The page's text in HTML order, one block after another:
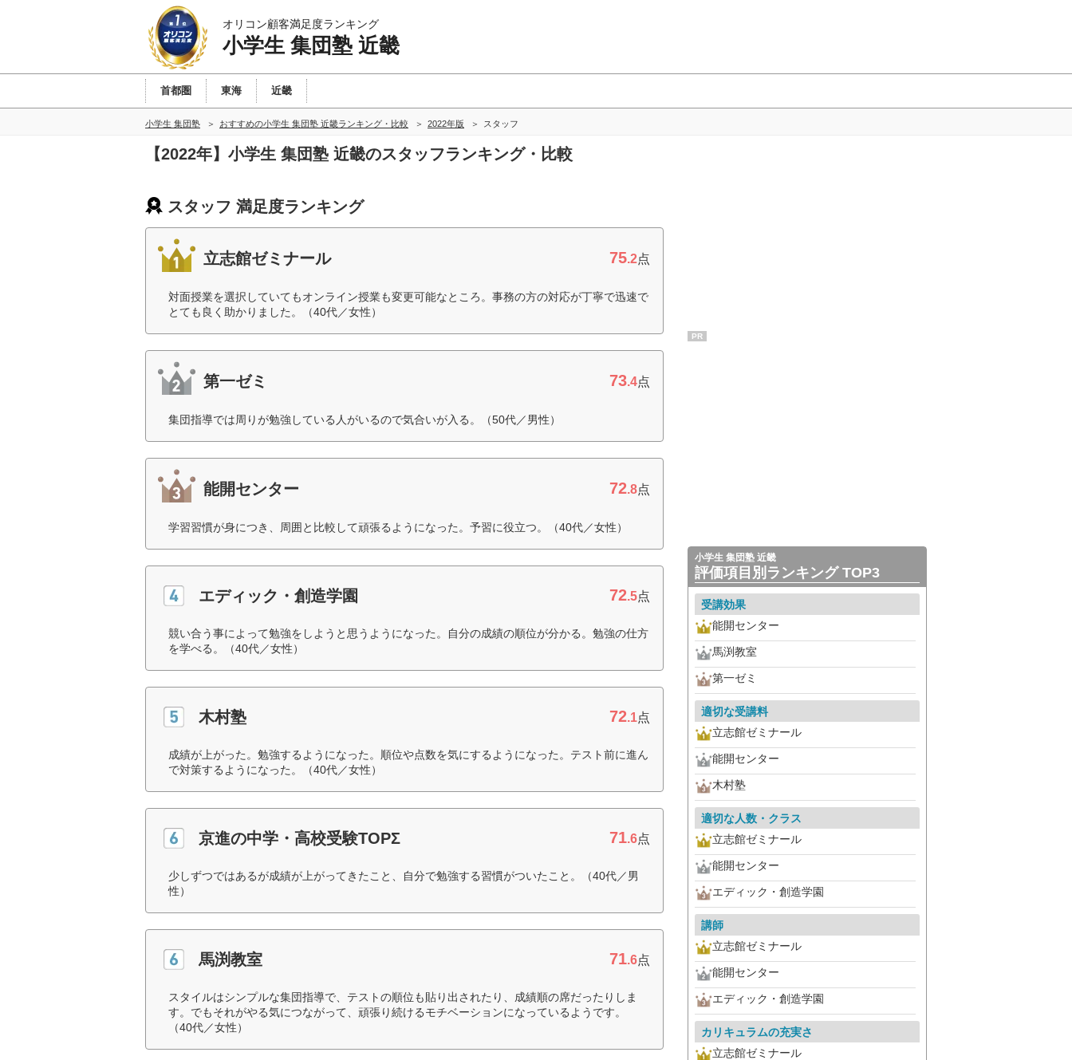
オリコン顧客満足度ランキング
小学生 集団塾 近畿
首都圏 東海 近畿
小学生 集団塾 おすすめの小学生 集団塾 近畿ランキング・比較 2022年版 スタッフ
【2022年】小学生 集団塾 近畿のスタッフランキング・比較
スタッフ 満足度ランキング
立志館ゼミナール 75.2点
対面授業を選択していてもオンライン授業も変更可能なところ。事務の方の対応が丁寧で迅速で
とても良く助かりました。（40代／女性）
第一ゼミ 73.4点
集団指導では周りが勉強している人がいるので気合いが入る。（50代／男性）
能開センター 72.8点
学習習慣が身につき、周囲と比較して頑張るようになった。予習に役立つ。（40代／女性）
エディック・創造学園 72.5点
競い合う事によって勉強をしようと思うようになった。自分の成績の順位が分かる。勉強の仕方
を学べる。（40代／女性）
木村塾 72.1点
成績が上がった。勉強するようになった。順位や点数を気にするようになった。テスト前に進ん
で対策するようになった。（40代／女性）
京進の中学・高校受験TOPΣ 71.6点
少しずつではあるが成績が上がってきたこと、自分で勉強する習慣がついたこと。（40代／男
性）
馬渕教室 71.6点
スタイルはシンプルな集団指導で、テストの順位も貼り出されたり、成績順の席だったりしま
す。でもそれがやる気につながって、頑張り続けるモチベーションになっているようです。
（40代／女性）
PR
小学生 集団塾 近畿
評価項目別ランキング TOP3
受講効果
能開センター
馬渕教室
第一ゼミ
適切な受講料
立志館ゼミナール
能開センター
木村塾
適切な人数・クラス
立志館ゼミナール
能開センター
エディック・創造学園
講師
立志館ゼミナール
能開センター
エディック・創造学園
カリキュラムの充実さ
立志館ゼミナール